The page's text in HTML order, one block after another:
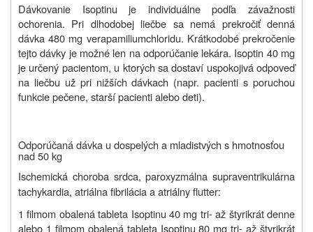
Dávkovanie Isoptinu je individuálne podľa závažnosti
ochorenia. Pri dlhodobej liečbe sa nemá prekročiť denná
dávka 480 mg verapamiliumchloridu. Krátkodobé prekročenie
tejto dávky je možné len na odporúčanie lekára. Isoptin 40 mg
je určený pacientom, u ktorých sa dostaví uspokojivá odpoveď
na liečbu už pri nižších dávkach (napr. pacienti s poruchou
funkcie pečene, starší pacienti alebo deti).
Odporúčaná dávka u dospelých a mladistvých s hmotnosťou
nad 50 kg
Ischemická choroba srdca, paroxyzmálna supraventrikulárna
tachykardia, atriálna fibrilácia a atriálny flutter:
1 filmom obalená tableta Isoptinu 40 mg tri- až štyrikrát denne
alebo 1 filmom obalená tableta Isoptinu 80 mg tri- až štyrikrát